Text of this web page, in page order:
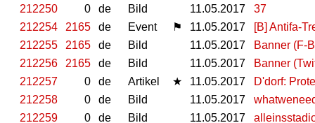
212250
0 de Bild 11.05.2017
37
212254
2165 de Event ⚑ 11.05.2017
[B] Antifa-
212255
2165 de Bild 11.05.2017
Banner (F-
212256
2165 de Bild 11.05.2017
Banner
212257
0 de Artikel ★ 11.05.2017
D'dorf:
212258
0 de Bild 11.05.2017
212259
0 de Bild 11.05.2017